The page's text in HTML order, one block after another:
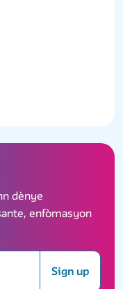
dènye
enfòmasyon
Sign up